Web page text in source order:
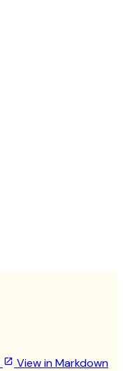
View in Markdown